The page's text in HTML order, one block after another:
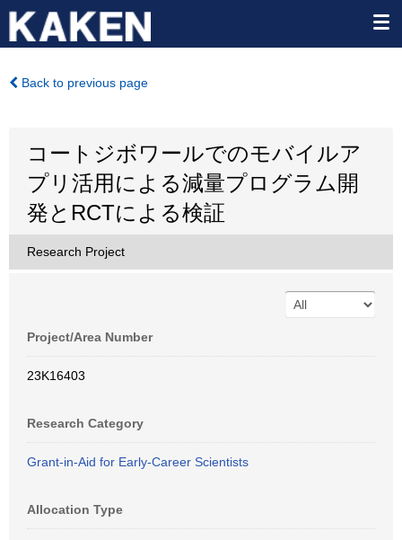
Back to previous page
コートジボワールでのモバイルア
プリ活用による減量プログラム開
発とRCTによる検証
Research Project
Project/Area Number
23K16403
Research Category
Grant-in-Aid for Early-Career Scientists
Allocation Type